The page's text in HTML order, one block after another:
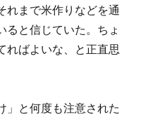
れまで米作りなどを通
ると信じていた。ちょ
ればよいな、と正直思
」と何度も注意された